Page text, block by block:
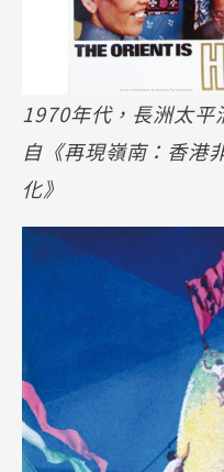
1970年代，長洲太
自《再現嶺南：香港
化》